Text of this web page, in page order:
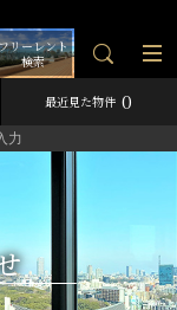
リーレント
検索
最近見た物件 0
力